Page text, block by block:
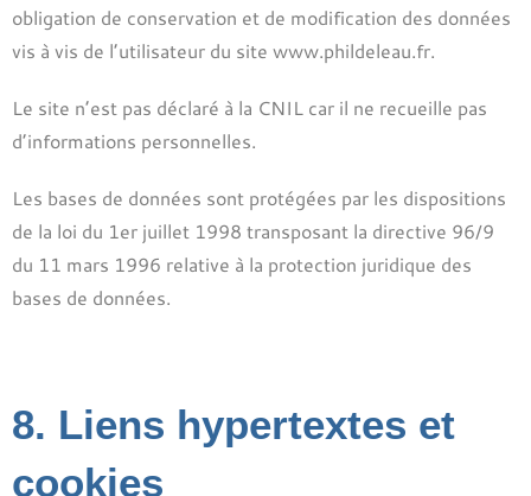
obligation de conservation et de modification des données
vis à vis de l’utilisateur du site www.phildeleau.fr.
Le site n’est pas déclaré à la CNIL car il ne recueille pas
d’informations personnelles.
Les bases de données sont protégées par les dispositions
de la loi du 1er juillet 1998 transposant la directive 96/9
du 11 mars 1996 relative à la protection juridique des
bases de données.
​8. Liens hypertextes et
cookies